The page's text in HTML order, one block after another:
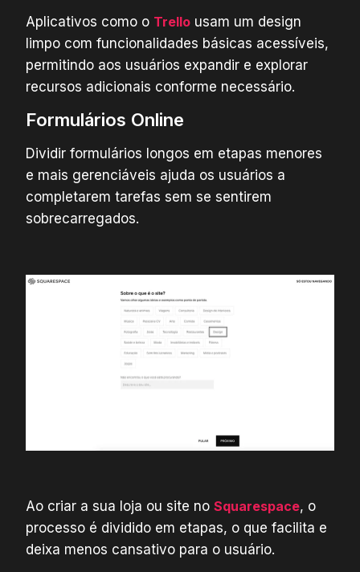
Aplicativos como o Trello usam um design
limpo com funcionalidades básicas acessíveis,
permitindo aos usuários expandir e explorar
recursos adicionais conforme necessário.
Formulários Online
Dividir formulários longos em etapas menores
e mais gerenciáveis ajuda os usuários a
completarem tarefas sem se sentirem
sobrecarregados.
Ao criar a sua loja ou site noSquarespace, o
processo é dividido em etapas, o que facilita e
deixa menos cansativo para o usuário.